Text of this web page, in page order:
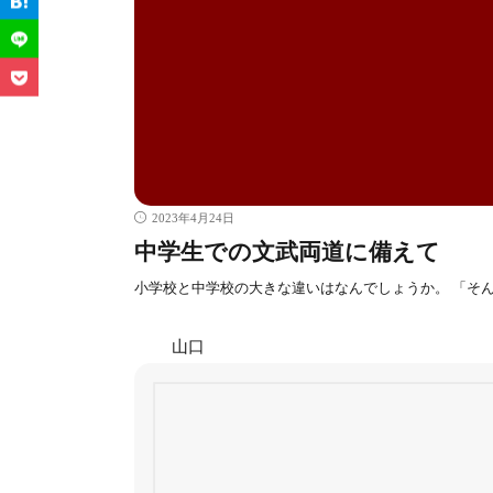
2023年4月24日
中学生での文武両道に備えて
小学校と中学校の大きな違いはなんでしょうか。 「
山口